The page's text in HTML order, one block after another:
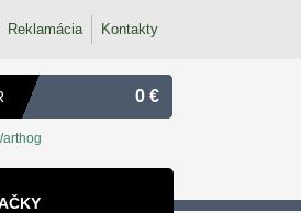
Reklamácia Kontakty
0 €